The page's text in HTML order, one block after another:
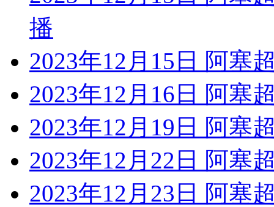
播
2023年12月15日 阿塞
2023年12月16日 阿塞
2023年12月19日 阿塞
2023年12月22日 阿塞
2023年12月23日 阿塞